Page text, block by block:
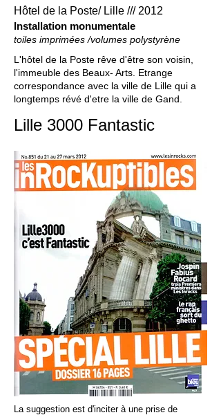
Hôtel de la Poste/ Lille /// 2012
Installation monumentale
toiles imprimées /volumes polystyrène
L'hôtel de la Poste rêve d'être son voisin,
l'immeuble des Beaux- Arts. Etrange
correspondance avec la ville de Lille qui a
longtemps révé d'etre la ville de Gand.
Lille 3000 Fantastic
La suggestion est d'inciter à une prise de